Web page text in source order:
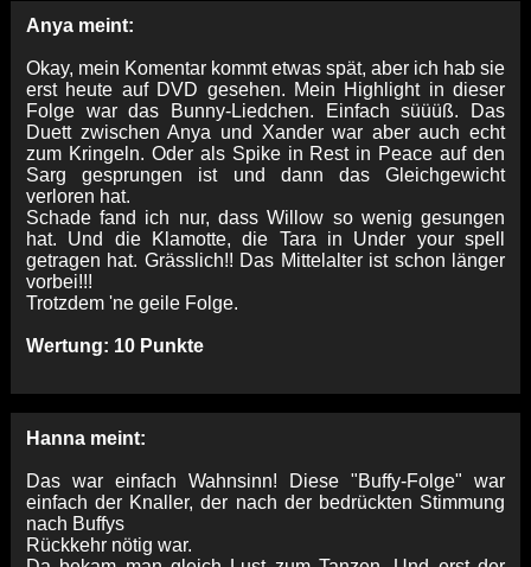
Anya meint:
Okay, mein Komentar kommt etwas spät, aber ich hab sie
erst heute auf DVD gesehen. Mein Highlight in dieser
Folge war das Bunny-Liedchen. Einfach süüüß. Das
Duett zwischen Anya und Xander war aber auch echt
zum Kringeln. Oder als Spike in Rest in Peace auf den
Sarg gesprungen ist und dann das Gleichgewicht
verloren hat.
Schade fand ich nur, dass Willow so wenig gesungen
hat. Und die Klamotte, die Tara in Under your spell
getragen hat. Grässlich!! Das Mittelalter ist schon länger
vorbei!!!
Trotzdem 'ne geile Folge.
Wertung: 10 Punkte
Hanna meint:
Das war einfach Wahnsinn! Diese "Buffy-Folge" war
einfach der Knaller, der nach der bedrückten Stimmung
nach Buffys
Rückkehr nötig war.